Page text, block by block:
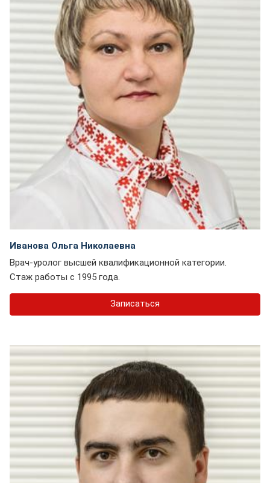
Иванова Ольга Николаевна
Врач-уролог высшей квалификационной категории.
Стаж работы с 1995 года.
Записаться